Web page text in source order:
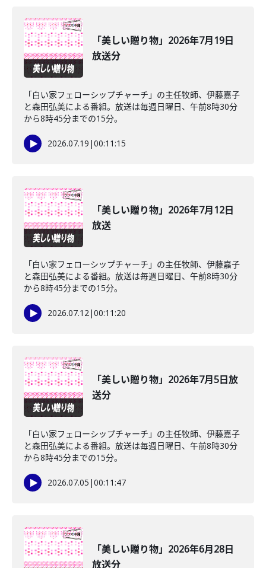
「美しい贈り物」2026年7月19日
放送分
「白い家フェローシップチャーチ」の主任牧師、伊藤嘉子
と森田弘美による番組。放送は毎週日曜日、午前8時30分
から8時45分までの15分。
2026.07.19 |00:11:15
「美しい贈り物」2026年7月12日
放送
「白い家フェローシップチャーチ」の主任牧師、伊藤嘉子
と森田弘美による番組。放送は毎週日曜日、午前8時30分
から8時45分までの15分。
2026.07.12|00:11:20
「美しい贈り物」2026年7月5日放
送分
「白い家フェローシップチャーチ」の主任牧師、伊藤嘉子
と森田弘美による番組。放送は毎週日曜日、午前8時30分
から8時45分までの15分。
2026.07.05 |00:11:47
「美しい贈り物」2026年6月28日
放送分